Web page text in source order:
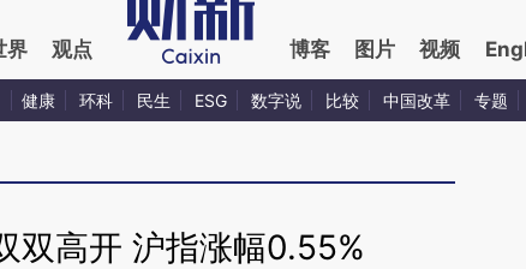
界 观点 博客 图片 视频
健康 环科 民生 ESG 数字说 比较 中国改革 专题
双高开 沪指涨幅0.55%